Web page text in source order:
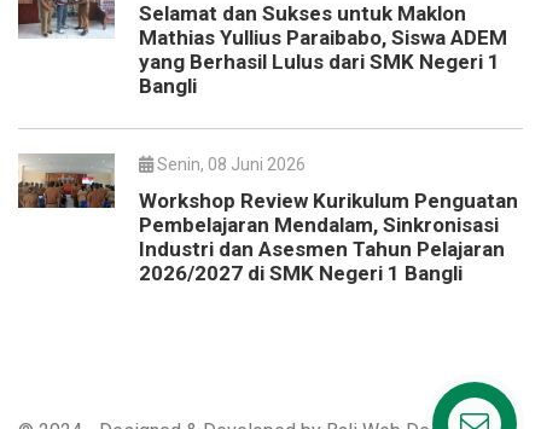
Selamat dan Sukses untuk Maklon
Mathias Yullius Paraibabo, Siswa ADEM
yang Berhasil Lulus dari SMK Negeri 1
Bangli
Senin, 08 Juni 2026
Workshop Review Kurikulum Penguatan
Pembelajaran Mendalam, Sinkronisasi
Industri dan Asesmen Tahun Pelajaran
2026/2027 di SMK Negeri 1 Bangli